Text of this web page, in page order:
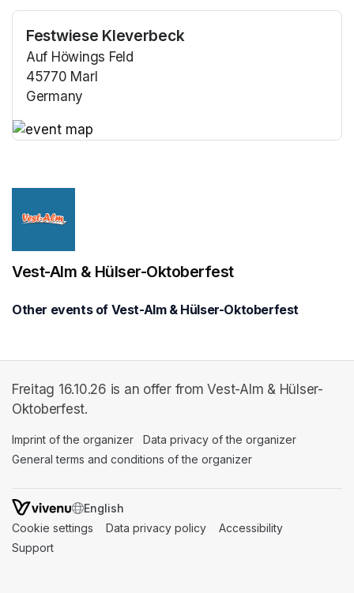
Festwiese Kleverbeck
Auf Höwings Feld
45770 Marl
Germany
Vest-Alm & Hülser-Oktoberfest
Other events of Vest-Alm & Hülser-Oktoberfest
Freitag 16.10.26 is an offer from Vest-Alm & Hülser-
Oktoberfest.
Imprint of the organizer (opens in a new tab)
Data privacy of the organizer
General terms and conditions of the organizer
SWITCH LANGUAGE
Cookie settings (opens in a new tab)
Data privacy policy (opens in a new tab)
Accessibility
Support